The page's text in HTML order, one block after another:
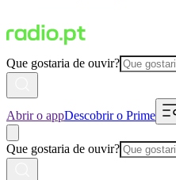
Que gostaria de ouvir?
Abrir o appDescobrir o Prime
Que gostaria de ouvir?